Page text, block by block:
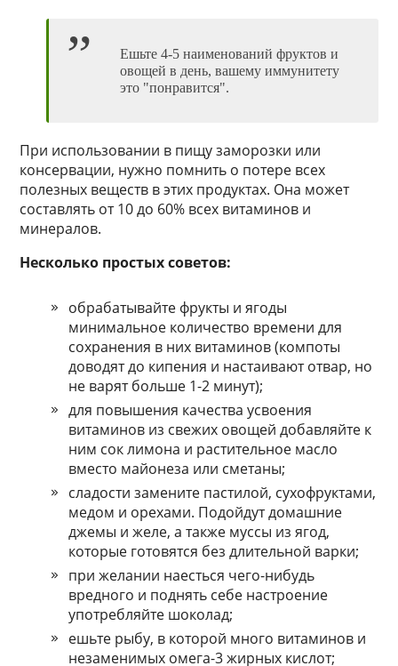
Ешьте 4-5 наименований фруктов и
овощей в день, вашему иммунитету
это "понравится".
При использовании в пищу заморозки или
консервации, нужно помнить о потере всех
полезных веществ в этих продуктах. Она может
составлять от 10 до 60% всех витаминов и
минералов.
Несколько простых советов:
обрабатывайте фрукты и ягоды
минимальное количество времени для
сохранения в них витаминов (компоты
доводят до кипения и настаивают отвар, но
не варят больше 1-2 минут);
для повышения качества усвоения
витаминов из свежих овощей добавляйте к
ним сок лимона и растительное масло
вместо майонеза или сметаны;
сладости замените пастилой, сухофруктами,
медом и орехами. Подойдут домашние
джемы и желе, а также муссы из ягод,
которые готовятся без длительной варки;
при желании наесться чего-нибудь
вредного и поднять себе настроение
употребляйте шоколад;
ешьте рыбу, в которой много витаминов и
незаменимых омега-3 жирных кислот;